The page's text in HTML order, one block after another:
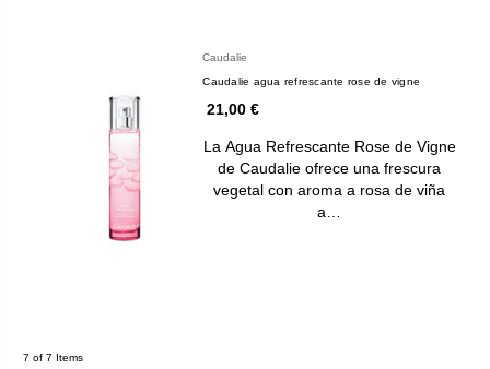
Caudalie
Caudalie agua refrescante rose de vigne
21,00 €
La Agua Refrescante Rose de Vigne
de Caudalie ofrece una frescura
vegetal con aroma a rosa de viña
a…
7 of 7 Items